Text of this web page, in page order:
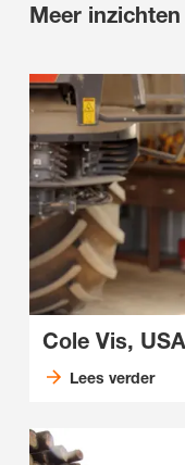
Meer
Cole Vis, USA
Lees verder